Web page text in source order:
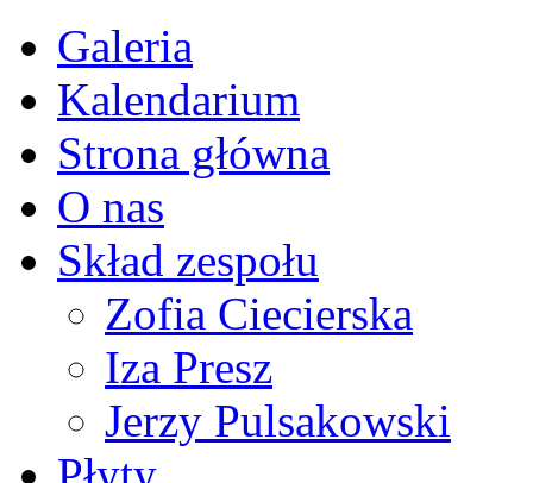
Galeria
Kalendarium
Strona główna
O nas
Skład zespołu
Zofia Ciecierska
Iza Presz
Jerzy Pulsakowski